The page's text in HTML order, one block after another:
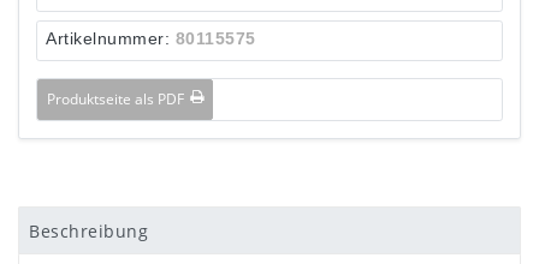
Artikelnummer: 80115575
Produktseite als PDF
Beschreibung